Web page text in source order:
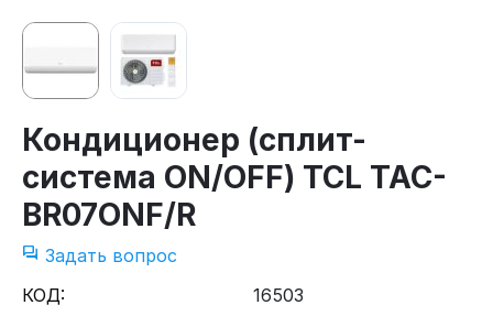
Кондиционер (сплит-
система ON/OFF) TCL TAC-
BR07ONF/R
Задать вопрос
КОД:
16503